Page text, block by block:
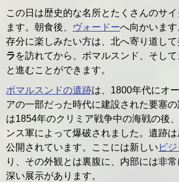
この日は歴史的な名所とたくさんのサ
ます。朝食後、
ヴォードーへ向かいま
存分に楽しみたい方は、北へ寄り道して
ラ を訪れてから、ボマルスンド、そし
と進むことができます。
ボマルスンドの遺跡は、1800年代にオ
アの一部だった時代に建設された要塞
は1854年のクリミア戦争中の海戦の後
ンス軍によって爆破されました。遺跡
公開されています。ここには新しい ビ
り、その外観とは裏腹に、内部には非
深い展示があります。